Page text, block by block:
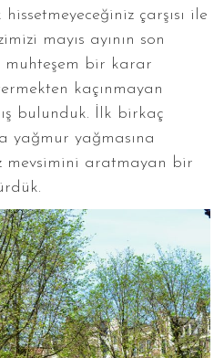
çarşısı ile
mayıs ayının son
bir karar
kaçınmayan
bulunduk. İlk birkaç
yağmur yağmasına
mevsimini aratmayan bir